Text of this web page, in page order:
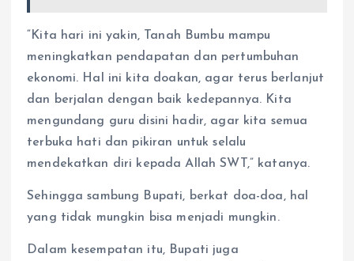
“Kita hari ini yakin, Tanah Bumbu mampu
meningkatkan pendapatan dan pertumbuhan
ekonomi. Hal ini kita doakan, agar terus berlanjut
dan berjalan dengan baik kedepannya. Kita
mengundang guru disini hadir, agar kita semua
terbuka hati dan pikiran untuk selalu
mendekatkan diri kepada Allah SWT,” katanya.
Sehingga sambung Bupati, berkat doa-doa, hal
yang tidak mungkin bisa menjadi mungkin.
Dalam kesempatan itu, Bupati juga